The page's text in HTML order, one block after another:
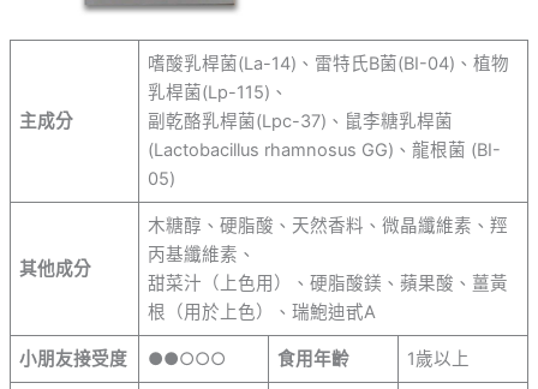
主成分
嗜酸乳桿菌(La-14)、雷特氏B菌(BI-04)、植物
乳桿菌(Lp-115)、
副乾酪乳桿菌(Lpc-37)、鼠李糖乳桿菌
(Lactobacillus rhamnosus GG)、龍根菌 (BI-
05)
其他成分
木糖醇、硬脂酸、天然香料、微晶纖維素、羥
丙基纖維素、
甜菜汁（上色用）、硬脂酸鎂、蘋果酸、薑黃
根（用於上色）、瑞鮑迪甙A
小朋友接受度 ●●○○○ 食用年齡 1歲以上